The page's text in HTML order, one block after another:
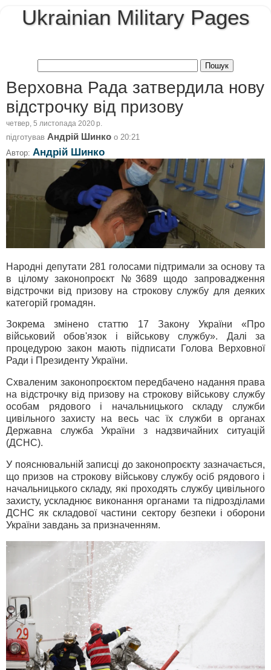
Ukrainian Military Pages
Верховна Рада затвердила нову
відстрочку від призову
четвер, 5 листопада 2020 р.
підготував Андрій Шинко о 20:21
Автор: Андрій Шинко
Народні депутати 281 голосами підтримали за основу та
в цілому законопроєкт №3689 щодо запровадження
відстрочки від призову на строкову службу для деяких
категорій громадян.
Зокрема змінено статтю 17 Закону України «Про
військовий обов'язок і військову службу». Далі за
процедурою закон мають підписати Голова Верховної
Ради і Президенту України.
Схваленим законопроєктом передбачено надання права
на відстрочку від призову на строкову військову службу
особам рядового і начальницького складу служби
цивільного захисту на весь час їх служби в органах
Державна служба України з надзвичайних ситуацій
(ДСНС).
У пояснювальній записці до законопроєкту зазначається,
що призов на строкову військову службу осіб рядового і
начальницького складу, які проходять службу цивільного
захисту, ускладнює виконання органами та підрозділами
ДСНС як складової частини сектору безпеки і оборони
України завдань за призначенням.